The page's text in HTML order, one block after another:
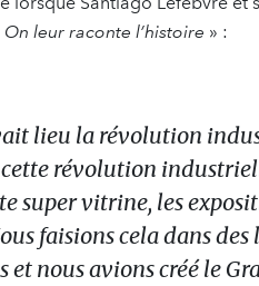
On leur raconte l’histoire » :
lieu la révolution
révolution
super vitrine, les
faisions cela dans des
et nous avions créé le